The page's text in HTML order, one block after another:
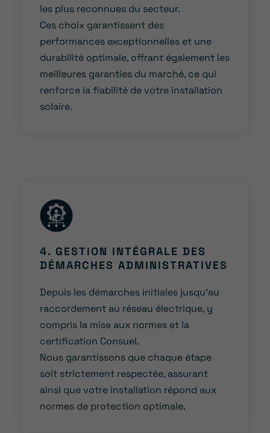
les plus reconnues du secteur.
Ces choix garantissent des
performances exceptionnelles et une
durabilité optimale, offrant également les
meilleures garanties du marché, ce qui
renforce la fiabilité de votre installation
solaire.
4. GESTION INTÉGRALE DES
DÉMARCHES ADMINISTRATIVES
Depuis les démarches initiales jusqu’au
raccordement au réseau électrique, y
compris la mise aux normes et la
certification Consuel.
Nous garantissons que chaque étape
soit strictement respectée, assurant
ainsi que votre installation répond aux
normes de protection optimale.